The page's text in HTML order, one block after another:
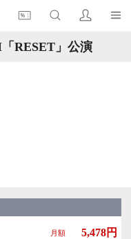
RESET」公演
月額 5,478円